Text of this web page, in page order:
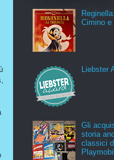
Cimino e
Liebster
Gli
storia
classici